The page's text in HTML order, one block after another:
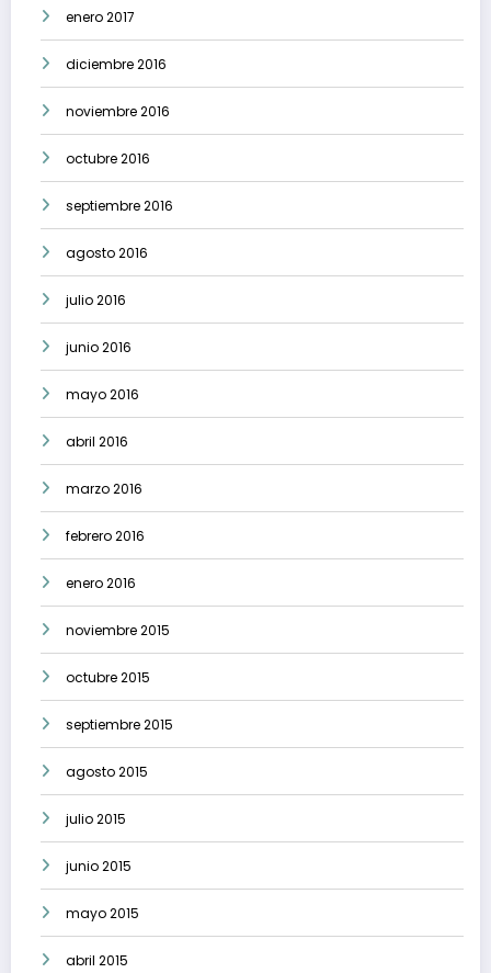
enero 2017
diciembre 2016
noviembre 2016
octubre 2016
septiembre 2016
agosto 2016
julio 2016
junio 2016
mayo 2016
abril 2016
marzo 2016
febrero 2016
enero 2016
noviembre 2015
octubre 2015
septiembre 2015
agosto 2015
julio 2015
junio 2015
mayo 2015
abril 2015